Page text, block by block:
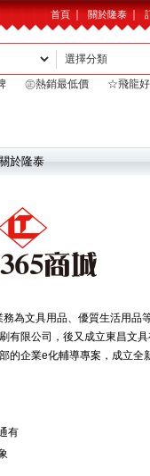
首頁｜ 關於隆泰｜
㊣熱銷最低價 ☆飛龍
關於隆泰
為文具用品、優質生活用品
有限公司，後又成立東昌文
的企業e化輔導專案，成立全
有